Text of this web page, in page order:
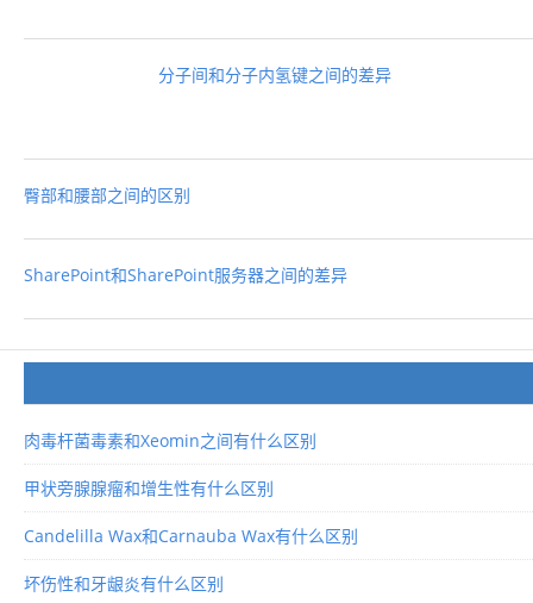
分子间和分子内氢键之间的差异
臀部和腰部之间的区别
SharePoint和SharePoint服务器之间的差异
肉毒杆菌毒素和Xeomin之间有什么区别
甲状旁腺腺瘤和增生性有什么区别
Candelilla Wax和Carnauba Wax有什么区别
坏伤性和牙龈炎有什么区别